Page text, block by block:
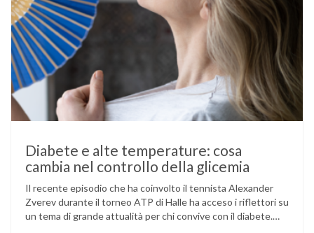
Diabete e alte temperature: cosa
cambia nel controllo della glicemia
Il recente episodio che ha coinvolto il tennista Alexander
Zverev durante il torneo ATP di Halle ha acceso i riflettori su
un tema di grande attualità per chi convive con il diabete.